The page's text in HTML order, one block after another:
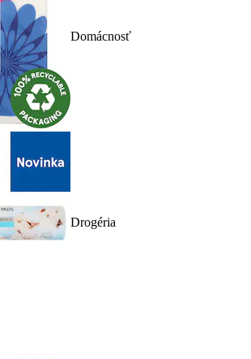
Domácnosť
Drogéria